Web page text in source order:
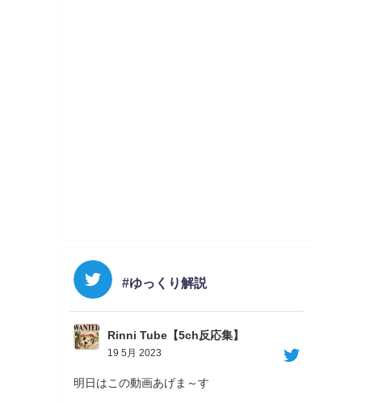
#ゆっくり解説
Rinni Tube【5ch反応集】
19 5月 2023
明日はこの動画あげま～す